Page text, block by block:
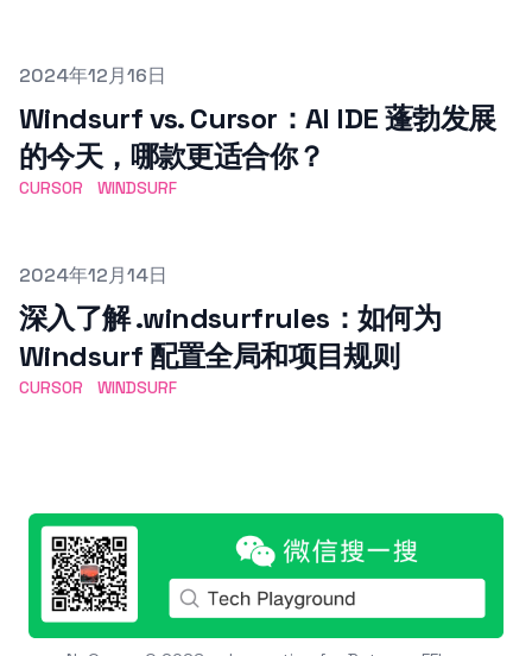
Published on
2024年12月16日
Windsurf vs. Cursor：AI IDE 蓬勃发展
的今天，哪款更适合你？
CURSOR WINDSURF
Published on
2024年12月14日
深入了解 .windsurfrules：如何为
Windsurf 配置全局和项目规则
CURSOR WINDSURF